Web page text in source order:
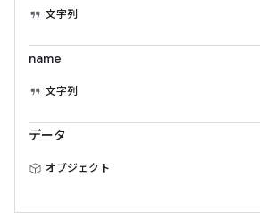
文字列
name
文字列
データ
オブジェクト